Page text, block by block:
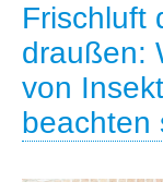
Frischluft
draußen:
von
beachten